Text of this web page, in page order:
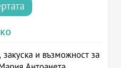
и възможност за